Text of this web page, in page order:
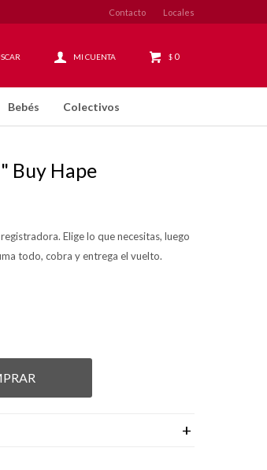
Bebés Colectivos
$ 0
Contacto Locales
Buy Hape
Elige lo que necesitas, luego
todo, cobra y entrega el vuelto.